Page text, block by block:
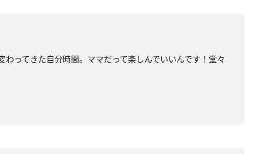
ってきた自分時間。ママだって楽しんでいいんです！堂々